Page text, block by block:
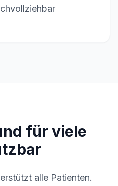
für viele
alle Patienten.